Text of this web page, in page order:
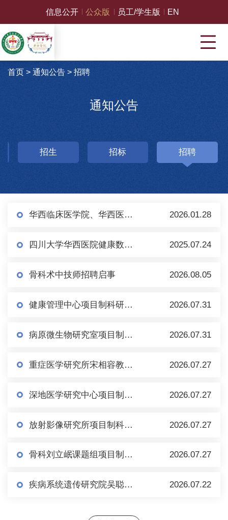
信息公开 公众版 员工/学生版 EN
首页 > 通知公告> 招聘
通知公告
招生 招标 招聘
华西临床医学院、华西医院专职博士后招聘启事 2026.01.28
四川大学华西医院健康数据科学研究室黄进教授 常年招聘博士后研究员 2025.07.24
骨科术中技师招聘启事 2026.08.05
健康管理中心项目制科研助理招聘启事 2026.07.31
病原微生物研究室项目制科研助理招聘启事 2026.07.31
重症医学研究所宋相容教授课题组博士后招聘启事 2026.07.27
深地医学研究中心项目制科研助理招聘启事 2026.07.27
放射影像研究所项目制科研助理招聘启事 2026.07.27
骨科刘立岷课题组项目制科研助理招聘启事 2026.07.27
疾病系统遗传研究院吴聪课题组博士后招聘启事 2026.07.22